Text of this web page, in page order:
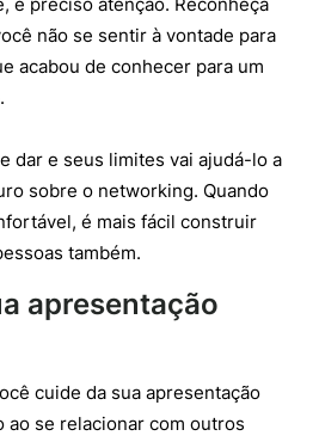
não se sentir à vontade para
acabou de conhecer para um
dar e seus limites vai ajudá-lo a
sobre o networking. Quando
é mais fácil construir
também.
apresentação
cuide da sua apresentação
ao se relacionar com outros